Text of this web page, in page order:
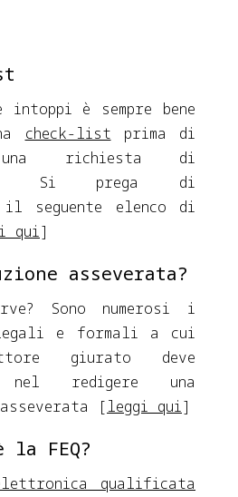
è sempre bene
check-list prima di
richiesta di
Si prega di
il seguente elenco di
qui]
asseverata?
Sono numerosi i
e formali a cui
giurato deve
nel redigere una
[leggi qui]
la FEQ?
qualificata